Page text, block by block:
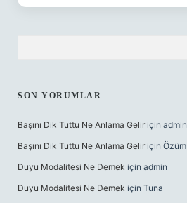
SON YORUMLAR
Başını Dik Tuttu Ne Anlama Gelir için admin
Başını Dik Tuttu Ne Anlama Gelir için Özüm
Duyu Modalitesi Ne Demek için admin
Duyu Modalitesi Ne Demek için Tuna